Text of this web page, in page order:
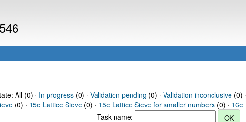
All (0) · In progress(0) · Validation pending (0) · Validation inconclusive(0) ·
(0) · 15e Lattice Sieve (0) · 15e Lattice Sieve for smaller numbers (0) · 16e
Task name: